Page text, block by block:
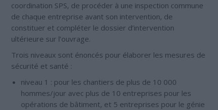
coordination SPS, de procéder à une inspection commune
de chaque entreprise avant son intervention, de
constituer et compléter le dossier d’intervention
ultérieure sur l’ouvrage.
Trois niveaux sont énoncés pour élaborer les mesures de
sécurité et santé :
niveau 1 : pour les chantiers de plus de 10 000
hommes/jour avec plus de 10 entreprises pour les
opérations de bâtiment, et 5 entreprises pour le génie